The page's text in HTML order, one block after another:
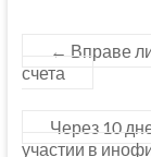
← Вправе
счета
Через 10
участии в